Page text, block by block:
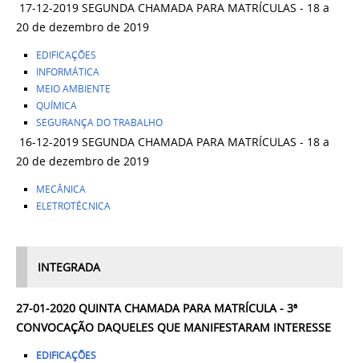
17-12-2019 SEGUNDA CHAMADA PARA MATRÍCULAS - 18 a
20 de dezembro de 2019
EDIFICAÇÕES
INFORMÁTICA
MEIO AMBIENTE
QUÍMICA
SEGURANÇA DO TRABALHO
16-12-2019 SEGUNDA CHAMADA PARA MATRÍCULAS - 18 a
20 de dezembro de 2019
MECÂNICA
ELETROTÉCNICA
INTEGRADA
27-01-2020 QUINTA CHAMADA PARA MATRÍCULA - 3ª
CONVOCAÇÃO DAQUELES QUE MANIFESTARAM INTERESSE
EDIFICAÇÕES